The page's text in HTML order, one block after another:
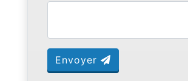
Envoyer